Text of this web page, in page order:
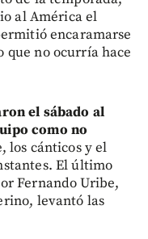
al América el
encaramarse
que no ocurría hace
el sábado al
como no
los cánticos y el
El último
Fernando Uribe,
levantó las